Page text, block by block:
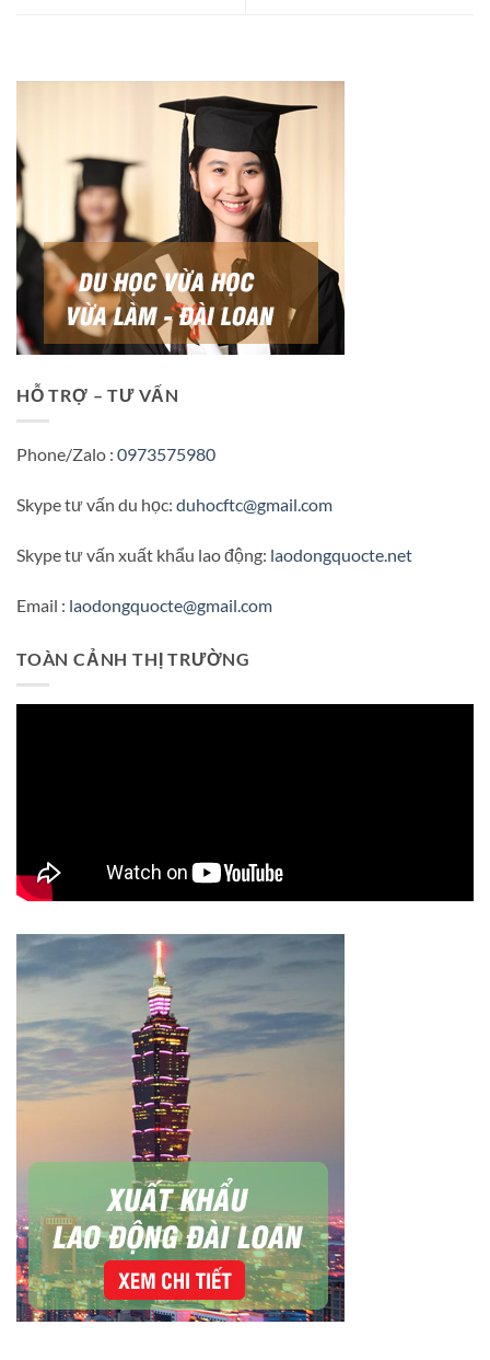
HỖ TRỢ – TƯ VẤN
Phone/Zalo : 0973575980
Skype tư vấn du học: duhocftc@gmail.com
Skype tư vấn xuất khẩu lao động: laodongquocte.net
Email : laodongquocte@gmail.com
TOÀN CẢNH THỊ TRƯỜNG